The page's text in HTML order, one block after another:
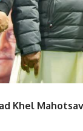
Khel Mahotsav: